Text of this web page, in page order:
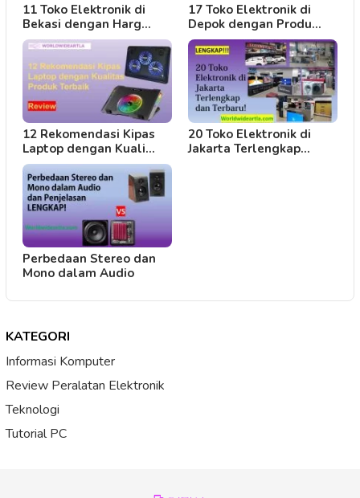
11 Toko Elektronik di
Bekasi dengan Harg…
17 Toko Elektronik di
Depok dengan Produ…
12 Rekomendasi Kipas
Laptop dengan Kuali…
20 Toko Elektronik di
Jakarta Terlengkap…
Perbedaan Stereo dan
Mono dalam Audio
KATEGORI
Informasi Komputer
Review Peralatan Elektronik
Teknologi
Tutorial PC